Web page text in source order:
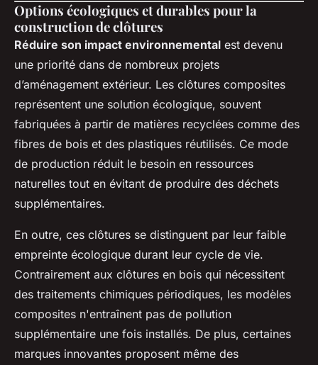
Options écologiques et durables pour la
construction de clôtures
Réduire son impact environnemental est devenu
une priorité dans de nombreux projets
d’aménagement extérieur. Les clôtures composites
représentent une solution écologique, souvent
fabriquées à partir de matières recyclées comme des
fibres de bois et des plastiques réutilisés. Ce mode
de production réduit le besoin en ressources
naturelles tout en évitant de produire des déchets
supplémentaires.
En outre, ces clôtures se distinguent par leur faible
empreinte écologique durant leur cycle de vie.
Contrairement aux clôtures en bois qui nécessitent
des traitements chimiques périodiques, les modèles
composites n'entraînent pas de pollution
supplémentaire une fois installés. De plus, certaines
marques innovantes proposent même des